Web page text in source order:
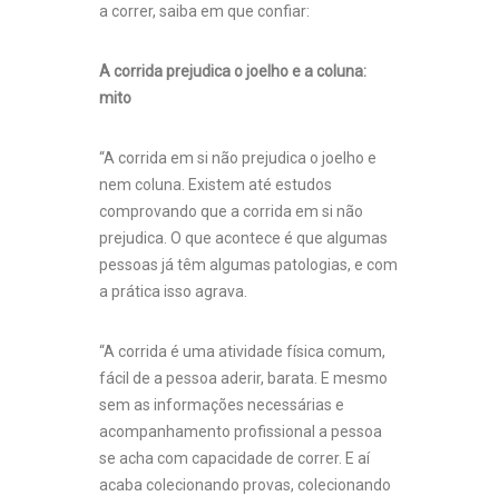
a correr, saiba em que confiar:
A corrida prejudica o joelho e a coluna:
mito
“A corrida em si não prejudica o joelho e
nem coluna. Existem até estudos
comprovando que a corrida em si não
prejudica. O que acontece é que algumas
pessoas já têm algumas patologias, e com
a prática isso agrava.
“A corrida é uma atividade física comum,
fácil de a pessoa aderir, barata. E mesmo
sem as informações necessárias e
acompanhamento profissional a pessoa
se acha com capacidade de correr. E aí
acaba colecionando provas, colecionando